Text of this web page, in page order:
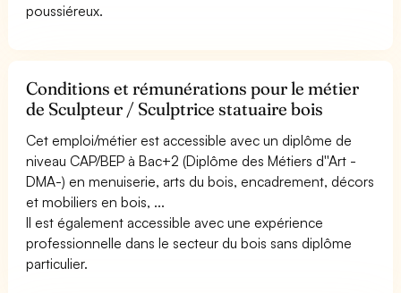
poussiéreux.
Conditions et rémunérations pour le métier
de Sculpteur / Sculptrice statuaire bois
Cet emploi/métier est accessible avec un diplôme de
niveau CAP/BEP à Bac+2 (Diplôme des Métiers d''Art -
DMA-) en menuiserie, arts du bois, encadrement, décors
et mobiliers en bois, ...
Il est également accessible avec une expérience
professionnelle dans le secteur du bois sans diplôme
particulier.